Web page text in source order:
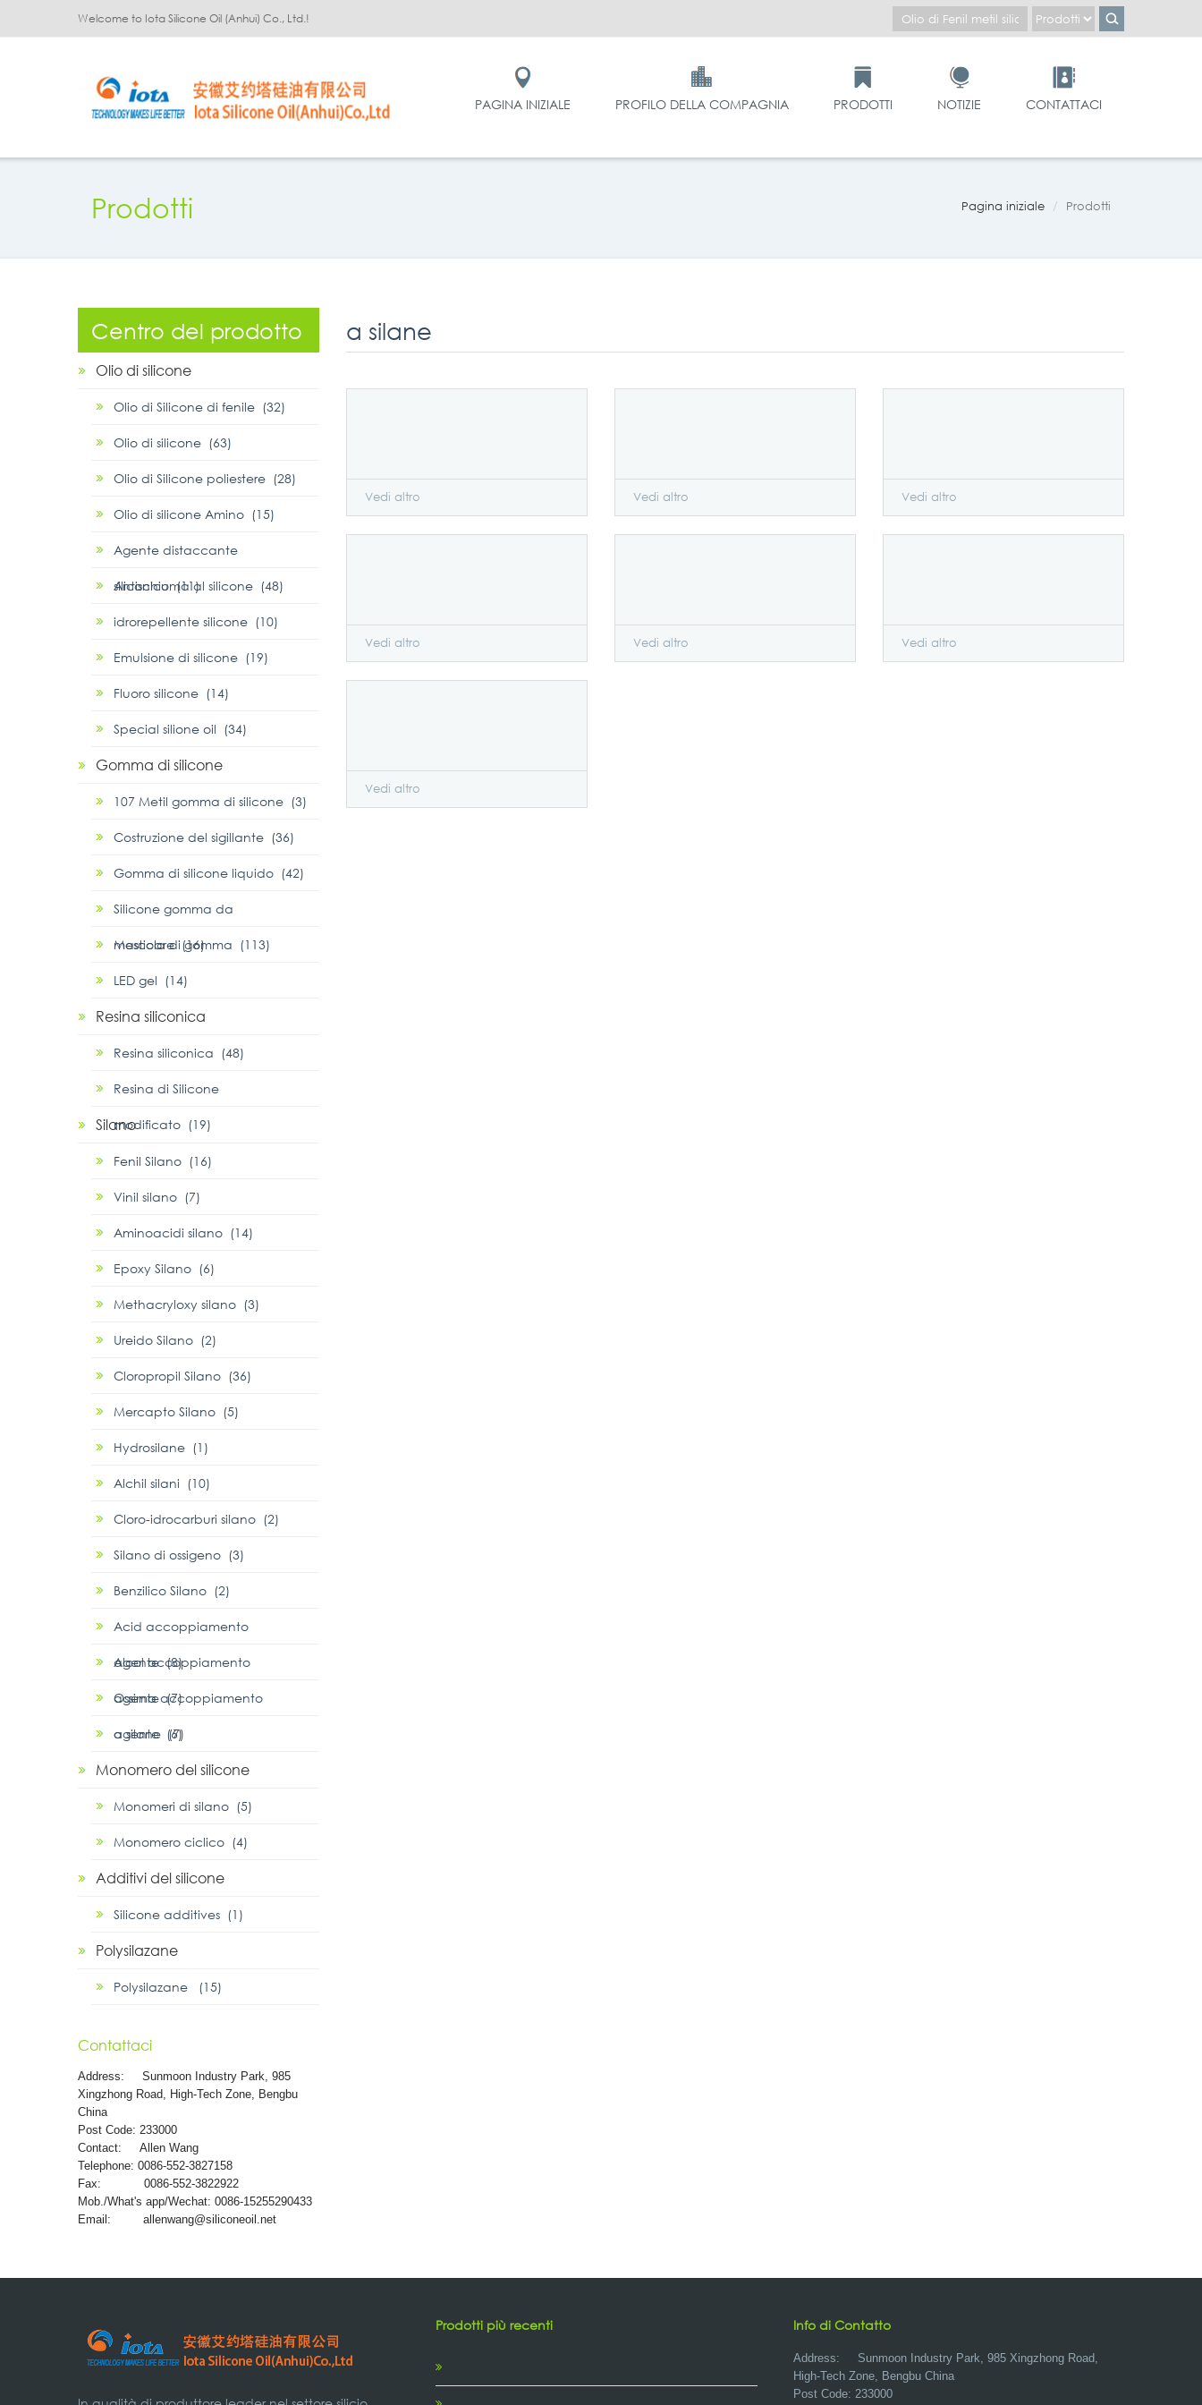
Welcome to Iota Silicone Oil (Anhui) Co., Ltd.!
PAGINA INIZIALE PROFILO DELLA COMPAGNIA PRODOTTI NOTIZIE CONTATTACI
Prodotti Pagina iniziale Prodotti
α silane
Vedi altro Vedi altro Vedi altro
Vedi altro Vedi altro Vedi altro
Vedi altro
Centro del prodotto
Olio di silicone
Olio di Silicone di fenile (32)
Olio di silicone (63)
Olio di Silicone poliestere (28)
Olio di silicone Amino (15)
Agente distaccante
siliconico (11)
Antischiuma al silicone (48)
idrorepellente silicone (10)
Emulsione di silicone (19)
Fluoro silicone (14)
Special silione oil (34)
Gomma di silicone
107 Metil gomma di silicone (3)
Costruzione del sigillante (36)
Gomma di silicone liquido (42)
Silicone gomma da
masticare (16)
Mescola di gomma (113)
LED gel (14)
Resina siliconica
Resina siliconica (48)
Resina di Silicone
modificato (19)
Silano
Fenil Silano (16)
Vinil silano (7)
Aminoacidi silano (14)
Epoxy Silano (6)
Methacryloxy silano (3)
Ureido Silano (2)
Cloropropil Silano (36)
Mercapto Silano (5)
Hydrosilane (1)
Alchil silani (10)
Cloro-idrocarburi silano (2)
Silano di ossigeno (3)
Benzilico Silano (2)
Acid accoppiamento
agente (8)
Alcol accoppiamento
agente (7)
Ossima accoppiamento
agente (6)
α silane (7)
Monomero del silicone
Monomeri di silano (5)
Monomero ciclico (4)
Additivi del silicone
Silicone additives (1)
Polysilazane
Polysilazane (15)
Contattaci
Address: Sunmoon Industry Park, 985
Xingzhong Road, High-Tech Zone, Bengbu
China
Post Code: 233000
Contact: Allen Wang
Telephone: 0086-552-3827158
Fax: 0086-552-3822922
Mob./What's app/Wechat: 0086-15255290433
Email: allenwang@siliconeoil.net
Prodotti più recenti Info di Contatto
Address: Sunmoon Industry Park, 985 Xingzhong Road,
High-Tech Zone, Bengbu China
Post Code: 233000